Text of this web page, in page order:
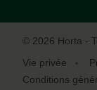
© 2026 Horta -
Vie privée
Conditions